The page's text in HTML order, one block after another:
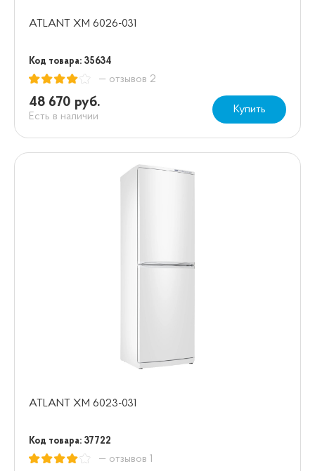
ATLANT XM 6026-031
Код товара: 35634
— отзывов 2
48 670 руб.
Есть в наличии
Купить
ATLANT XM 6023-031
Код товара: 37722
— отзывов 1